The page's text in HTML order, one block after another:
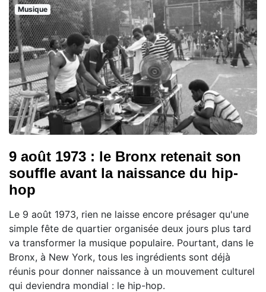
Musique
9 août 1973 : le Bronx retenait son
souffle avant la naissance du hip-
hop
Le 9 août 1973, rien ne laisse encore présager qu'une
simple fête de quartier organisée deux jours plus tard
va transformer la musique populaire. Pourtant, dans le
Bronx, à New York, tous les ingrédients sont déjà
réunis pour donner naissance à un mouvement culturel
qui deviendra mondial : le hip-hop.